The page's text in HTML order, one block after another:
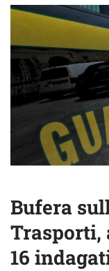
Bufera
Trasporti,
16